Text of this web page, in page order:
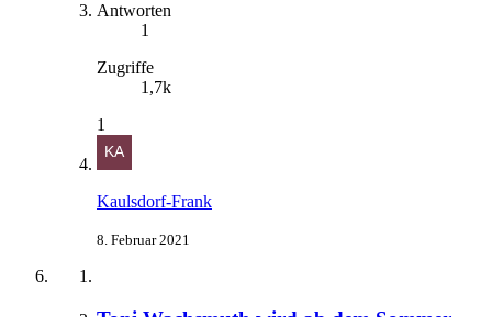
Antworten
1
Zugriffe
1,7k
1
Kaulsdorf-Frank
8. Februar 2021